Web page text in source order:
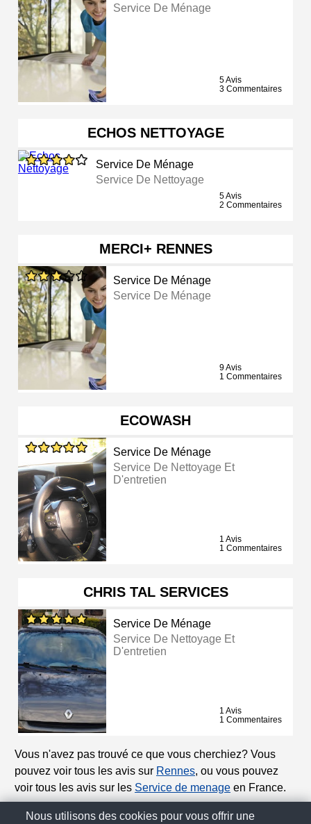
Service De Ménage
5 Avis
3 Commentaires
ECHOS NETTOYAGE
Service De Ménage
Service De Nettoyage
5 Avis
2 Commentaires
MERCI+ RENNES
Service De Ménage
Service De Ménage
9 Avis
1 Commentaires
ECOWASH
Service De Ménage
Service De Nettoyage Et
D'entretien
1 Avis
1 Commentaires
CHRIS TAL SERVICES
Service De Ménage
Service De Nettoyage Et
D'entretien
1 Avis
1 Commentaires
Vous n'avez pas trouvé ce que vous cherchiez? Vous
pouvez voir tous les avis sur Rennes, ou vous pouvez
voir tous les avis sur les Service de menage en France.
Nous utilisons des cookies pour vous offrir une